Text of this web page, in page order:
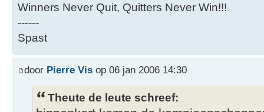
Winners Never Quit, Quitters Never Win!!!
------
Spast
door Pierre Vis op 06 jan 2006 14:30
Theute de leute schreef: